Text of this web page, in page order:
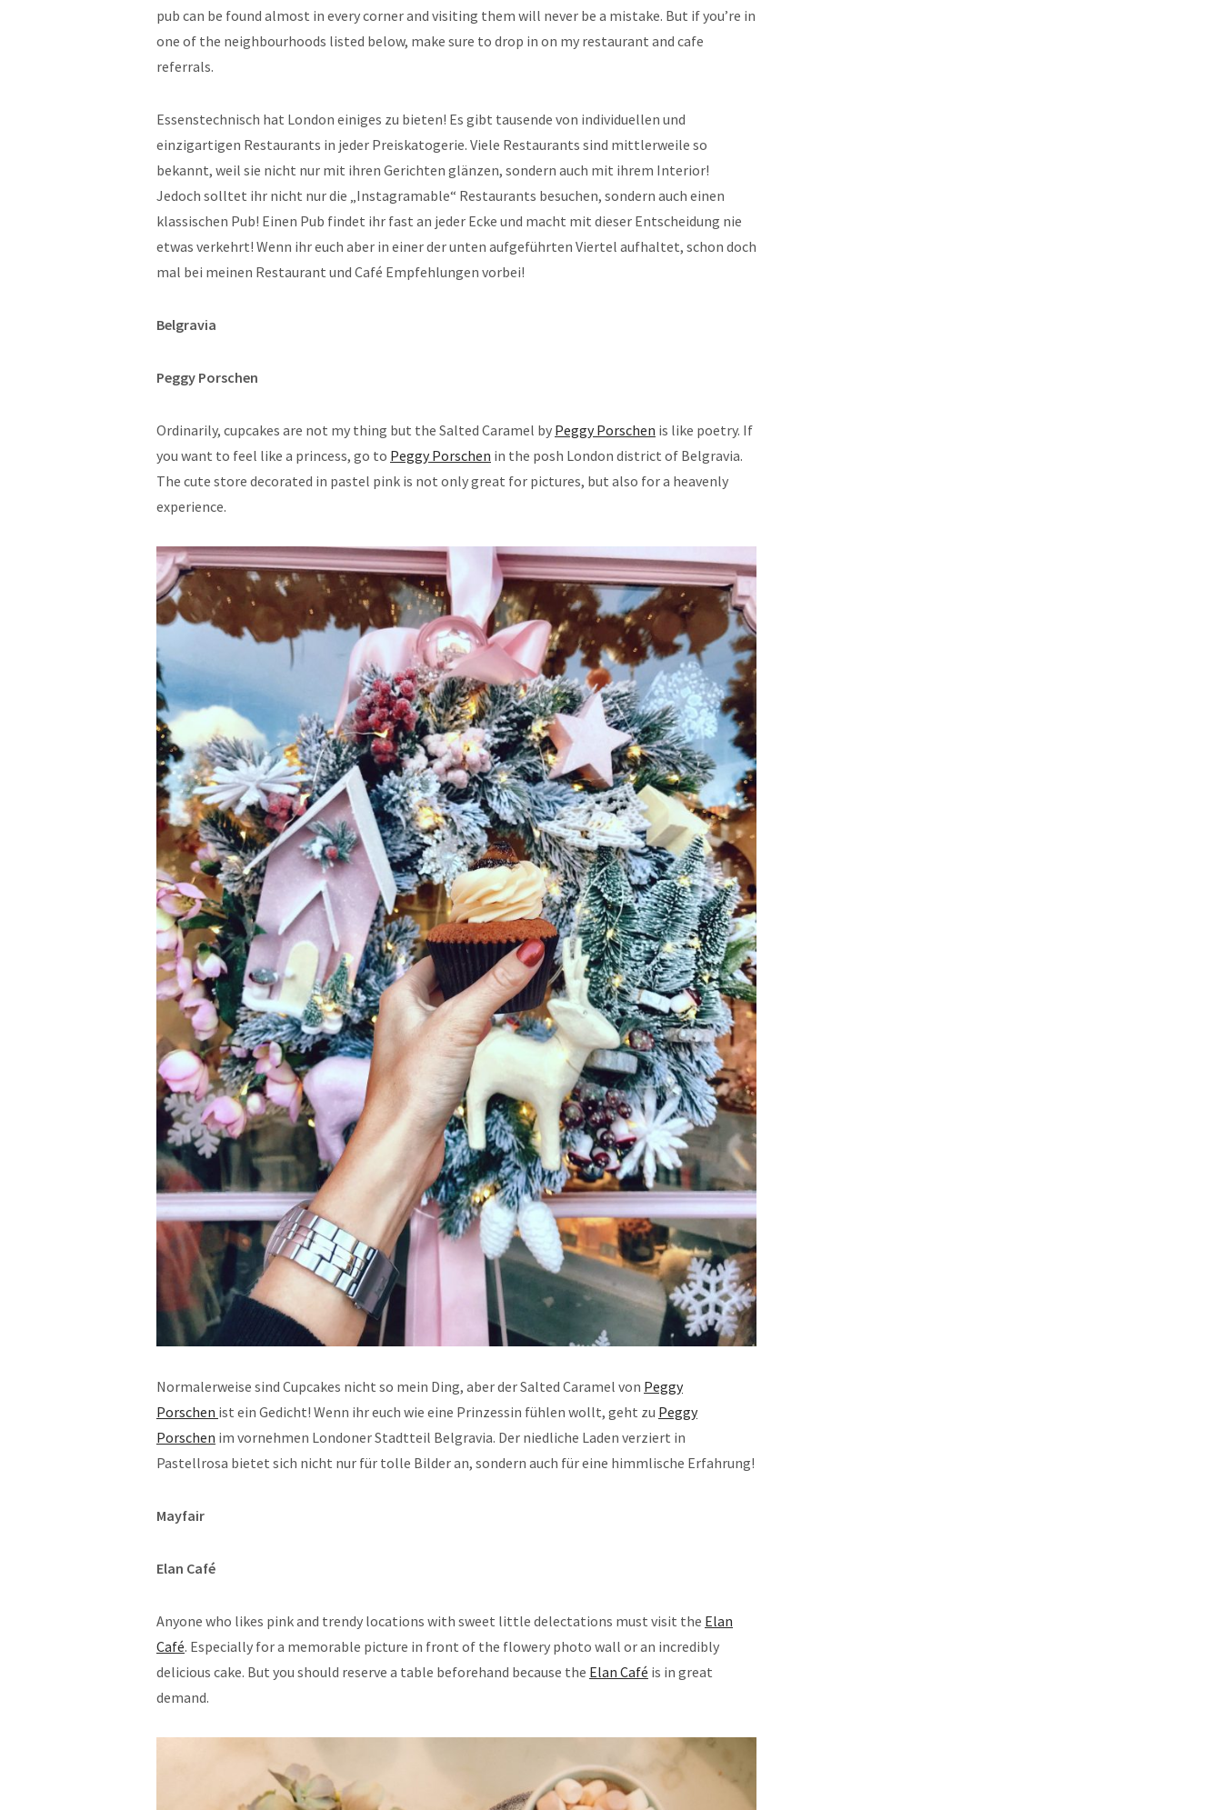
pub can be found almost in every corner and visiting them will never be a mistake. But if you’re in
one of the neighbourhoods listed below, make sure to drop in on my restaurant and cafe
referrals.
Essenstechnisch hat London einiges zu bieten! Es gibt tausende von individuellen und
einzigartigen Restaurants in jeder Preiskatogerie. Viele Restaurants sind mittlerweile so
bekannt, weil sie nicht nur mit ihren Gerichten glänzen, sondern auch mit ihrem Interior!
Jedoch solltet ihr nicht nur die „Instagramable“ Restaurants besuchen, sondern auch einen
klassischen Pub! Einen Pub findet ihr fast an jeder Ecke und macht mit dieser Entscheidung nie
etwas verkehrt! Wenn ihr euch aber in einer der unten aufgeführten Viertel aufhaltet, schon doch
mal bei meinen Restaurant und Café Empfehlungen vorbei!
Belgravia
Peggy Porschen
Ordinarily, cupcakes are not my thing but the Salted Caramel by Peggy Porschen is like poetry. If
you want to feel like a princess, go to Peggy Porschen in the posh London district of Belgravia.
The cute store decorated in pastel pink is not only great for pictures, but also for a heavenly
experience.
Normalerweise sind Cupcakes nicht so mein Ding, aber der Salted Caramel von Peggy
Porschen ist ein Gedicht! Wenn ihr euch wie eine Prinzessin fühlen wollt, geht zu Peggy
Porschen im vornehmen Londoner Stadtteil Belgravia. Der niedliche Laden verziert in
Pastellrosa bietet sich nicht nur für tolle Bilder an, sondern auch für eine himmlische Erfahrung!
Mayfair
Elan Café
Anyone who likes pink and trendy locations with sweet little delectations must visit the Elan
Café. Especially for a memorable picture in front of the flowery photo wall or an incredibly
delicious cake. But you should reserve a table beforehand because the Elan Café is in great
demand.